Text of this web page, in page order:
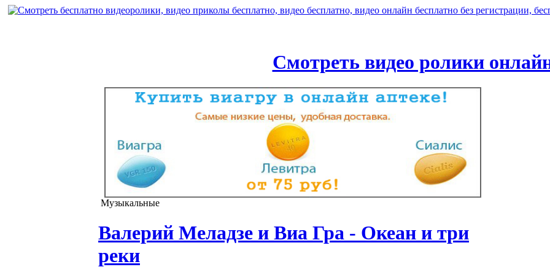
Смотреть видео ролики
Музыкальные
Валерий Меладзе и Виа Гра - Океан и три
реки